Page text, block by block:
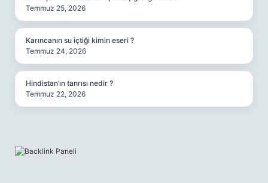
Temmuz 25, 2026
Karıncanın su içtiği kimin eseri ?
Temmuz 24, 2026
Hindistan’ın tanrısı nedir ?
Temmuz 22, 2026